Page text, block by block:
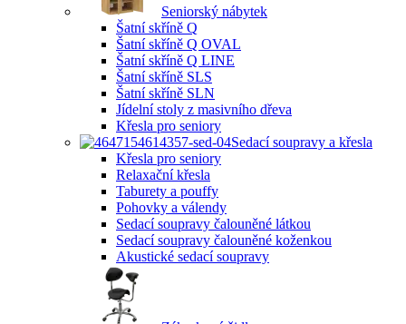
Seniorský nábytek
Šatní skříně Q
Šatní skříně Q OVAL
Šatní skříně Q LINE
Šatní skříně SLS
Šatní skříně SLN
Jídelní stoly z masivního dřeva
Křesla pro seniory
Sedací soupravy a křesla
Křesla pro seniory
Relaxační křesla
Taburety a pouffy
Pohovky a válendy
Sedací soupravy čalouněné látkou
Sedací soupravy čalouněné koženkou
Akustické sedací soupravy